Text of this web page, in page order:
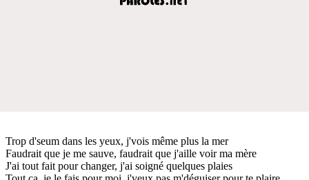
Trop d'seum dans les yeux, j'vois même plus la mer
Faudrait que je me sauve, faudrait que j'aille voir ma mère
J'ai tout fait pour changer, j'ai soigné quelques plaies